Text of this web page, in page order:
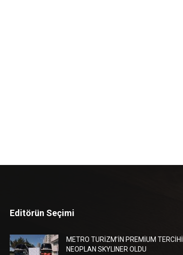
Editörün Seçimi
METRO TURİZM’İN PREMİUM TERCİHİ
NEOPLAN SKYLINER OLDU